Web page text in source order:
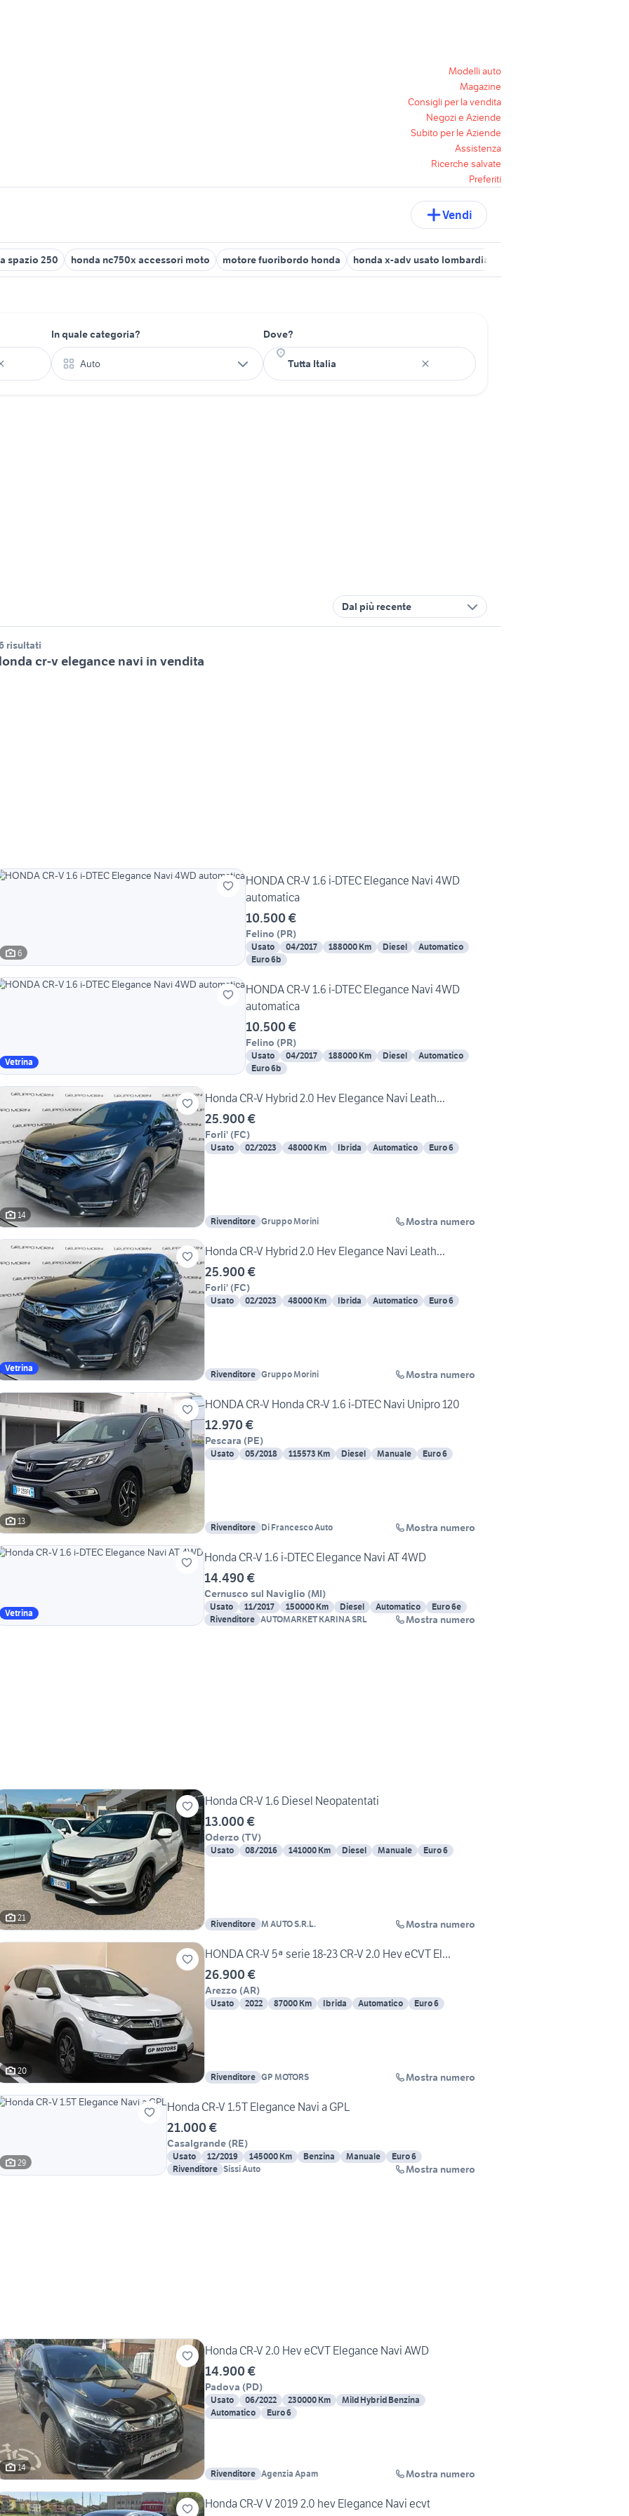
Modelli auto
Magazine
Consigli per la vendita
Negozi e Aziende
Subito per le Aziende
Assistenza
Ricerche salvate
Preferiti
Vendi
spazio 250 honda nc750x accessori moto motore fuoribordo honda honda x-adv usato lombardia
In quale categoria?
Auto
Dove?
Dal più recente
risultati
cr-v elegance navi in vendita
6
HONDA CR-V 1.6 i-DTEC Elegance Navi 4WD
automatica
10.500 €
Felino (PR)
Usato 04/2017 188000 Km Diesel
Automatico
Euro 6b
Vetrina
HONDA CR-V 1.6 i-DTEC Elegance Navi 4WD
automatica
10.500 €
Felino (PR)
Usato 04/2017 188000 Km Diesel
Automatico
Euro 6b
14
Honda CR-V Hybrid 2.0 Hev Elegance Navi Leath...
25.900 €
Forli' (FC)
Usato 02/2023 48000 Km Ibrida Automatico Euro 6
Rivenditore Gruppo Morini Mostra numero
Vetrina
Honda CR-V Hybrid 2.0 Hev Elegance Navi Leath...
25.900 €
Forli' (FC)
Usato 02/2023 48000 Km Ibrida Automatico Euro 6
Rivenditore Gruppo Morini Mostra numero
13
HONDA CR-V Honda CR-V 1.6 i-DTEC Navi Unipro 120
12.970 €
Pescara (PE)
Usato 05/2018 115573 Km Diesel Manuale Euro 6
Rivenditore Di Francesco Auto Mostra numero
Vetrina
Honda CR-V 1.6 i-DTEC Elegance Navi AT 4WD
14.490 €
Cernusco sul Naviglio (MI)
Usato 11/2017 150000 Km Diesel Automatico
Euro 6e
Rivenditore AUTOMARKET KARINA SRL Mostra numero
21
Honda CR-V 1.6 Diesel Neopatentati
13.000 €
Oderzo (TV)
Usato 08/2016 141000 Km Diesel Manuale Euro 6
Rivenditore M AUTO S.R.L. Mostra numero
20
HONDA CR-V 5ª serie 18-23 CR-V 2.0 Hev eCVT El...
26.900 €
Arezzo (AR)
Usato 2022 87000 Km Ibrida Automatico Euro 6
Rivenditore GP MOTORS Mostra numero
29
Honda CR-V 1.5T Elegance Navi a GPL
21.000 €
Casalgrande (RE)
Usato 12/2019 145000 Km Benzina Manuale
Euro 6
Rivenditore Sissi Auto Mostra numero
14
Honda CR-V 2.0 Hev eCVT Elegance Navi AWD
14.900 €
Padova (PD)
Usato 06/2022 230000 Km
Mild Hybrid Benzina
Automatico
Euro 6
Rivenditore Agenzia Apam Mostra numero
Honda CR-V V 2019 2.0 hev Elegance Navi ecvt